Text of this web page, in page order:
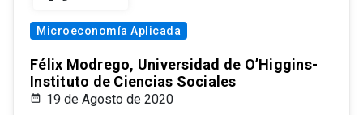
Microeconomía Aplicada
Félix Modrego, Universidad de O’Higgins-
Instituto de Ciencias Sociales
19 de Agosto de 2020